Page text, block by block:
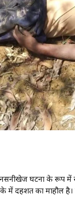
घटना के रूप में
दहशत का माहौल